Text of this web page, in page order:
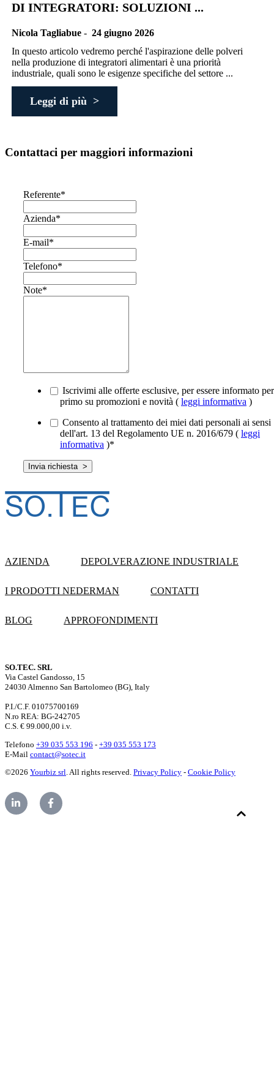
DI INTEGRATORI: SOLUZIONI ...
Nicola Tagliabue- 24 giugno 2026
In questo articolo vedremo perché l'aspirazione delle polveri
nella produzione di integratori alimentari è una priorità
industriale, quali sono le esigenze specifiche del settore ...
Leggi di più >
Contattaci per maggiori informazioni
Referente*
Azienda*
E-mail*
Telefono*
Note*
Iscrivimi alle offerte esclusive, per essere informato per
primo su promozioni e novità ( leggi informativa )
Consento al trattamento dei miei dati personali ai sensi
dell'art. 13 del Regolamento UE n. 2016/679 ( leggi
informativa )*
AZIENDA DEPOLVERAZIONE INDUSTRIALE
I PRODOTTI NEDERMAN CONTATTI
BLOG APPROFONDIMENTI
SO.TEC. SRL
Via Castel Gandosso, 15
24030 Almenno San Bartolomeo (BG), Italy
P.I./C.F. 01075700169
N.ro REA: BG-242705
C.S. € 99.000,00 i.v.
Telefono +39 035 553 196 - +39 035 553 173
E-Mail contact@sotec.it
©2026 Yourbiz srl . All rights reserved. Privacy Policy - Cookie Policy